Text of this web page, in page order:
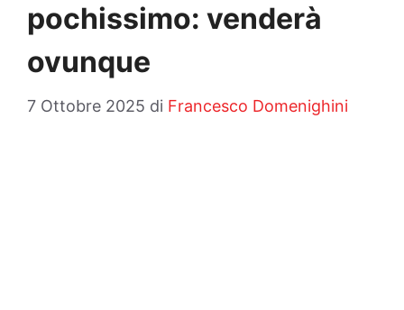
pochissimo: venderà
ovunque
7 Ottobre 2025 di Francesco Domenighini